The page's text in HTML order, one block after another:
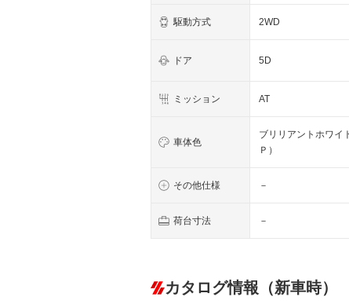
駆動方式 2WD
ドア 5D
ミッション AT
車体色
ブリリアントホワイ
Ｐ）
その他仕様 －
荷台寸法 －
カタログ情報（新車時）